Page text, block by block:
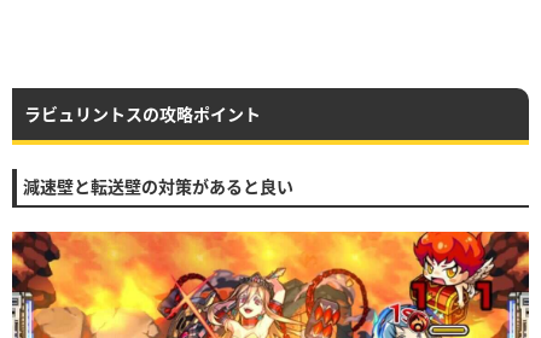
ラビュリントスの攻略ポイント
減速壁と転送壁の対策があると良い